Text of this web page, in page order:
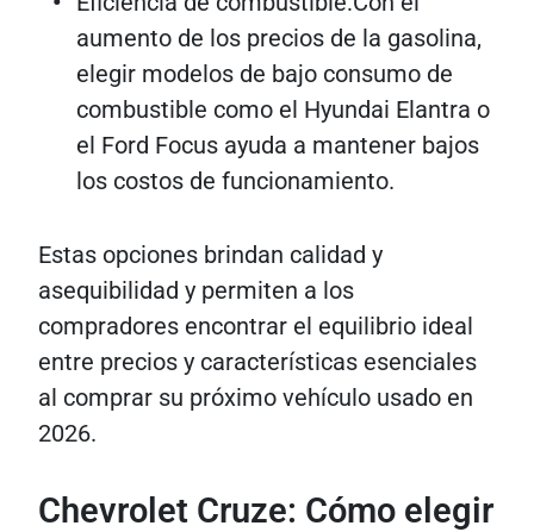
aumento de los precios de la gasolina,
elegir modelos de bajo consumo de
combustible como el Hyundai Elantra o
el Ford Focus ayuda a mantener bajos
los costos de funcionamiento.
Estas opciones brindan calidad y
asequibilidad y permiten a los
compradores encontrar el equilibrio ideal
entre precios y características esenciales
al comprar su próximo vehículo usado en
2026.
Chevrolet Cruze: Cómo elegir